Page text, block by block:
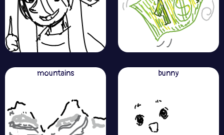
mountains bunny